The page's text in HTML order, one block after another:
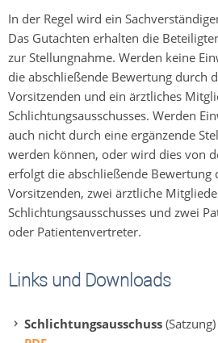
In der Regel wird ein
Das Gutachten erhalten die
zur Stellungnahme. Werden keine
die abschließende Bewertung durch
Vorsitzenden und ein ärztliches
Schlichtungsausschusses. Werden
auch nicht durch eine ergänzende
werden können, oder wird dies von
erfolgt die abschließende Bewertung
Vorsitzenden, zwei ärztliche
Schlichtungsausschusses und zwei
oder Patientenvertreter.
Links und Downloads
Schlichtungsausschuss (Satzung)